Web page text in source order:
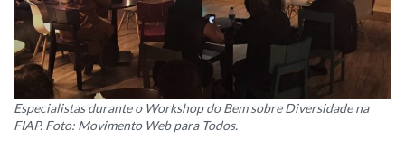
Especialistas durante o Workshop do Bem sobre Diversidade na
FIAP. Foto: Movimento Web para Todos.